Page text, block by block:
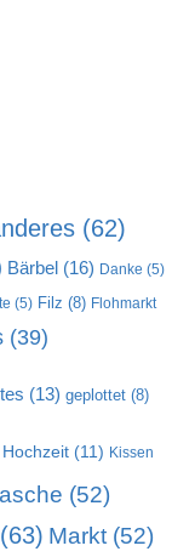
(62)
Bärbel (16) Danke (5)
(5) Filz (8) Flohmarkt
(39)
(13) geplottet (8)
Hochzeit (11) Kissen
(52)
(63) Markt (52)